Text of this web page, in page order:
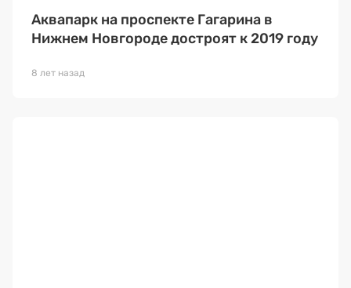
Аквапарк на проспекте Гагарина в
Нижнем Новгороде достроят к 2019 году
8 лет назад